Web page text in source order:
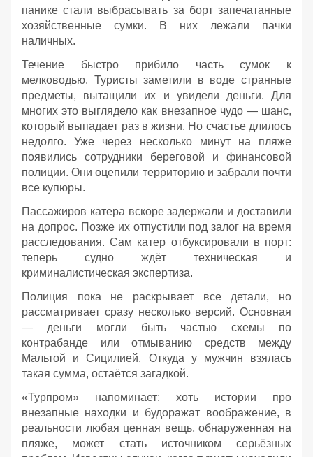
панике стали выбрасывать за борт запечатанные
хозяйственные сумки. В них лежали пачки
наличных.
Течение быстро прибило часть сумок к
мелководью. Туристы заметили в воде странные
предметы, вытащили их и увидели деньги. Для
многих это выглядело как внезапное чудо — шанс,
который выпадает раз в жизни. Но счастье длилось
недолго. Уже через несколько минут на пляже
появились сотрудники береговой и финансовой
полиции. Они оцепили территорию и забрали почти
все купюры.
Пассажиров катера вскоре задержали и доставили
на допрос. Позже их отпустили под залог на время
расследования. Сам катер отбуксировали в порт:
теперь судно ждёт техническая и
криминалистическая экспертиза.
Полиция пока не раскрывает все детали, но
рассматривает сразу несколько версий. Основная
— деньги могли быть частью схемы по
контрабанде или отмыванию средств между
Мальтой и Сицилией. Откуда у мужчин взялась
такая сумма, остаётся загадкой.
«Турпром» напоминает: хоть истории про
внезапные находки и будоражат воображение, в
реальности любая ценная вещь, обнаруженная на
пляже, может стать источником серьёзных